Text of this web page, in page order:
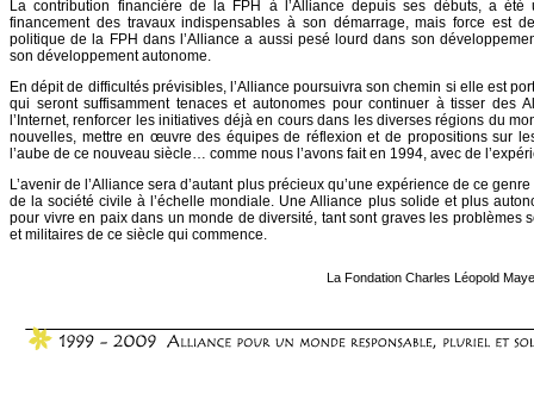
La contribution financière de la FPH à l’Alliance depuis ses débuts, a
financement des travaux indispensables à son démarrage, mais force est
politique de la FPH dans l’Alliance a aussi pesé lourd dans son
son développement autonome.
En dépit de difficultés prévisibles, l’Alliance poursuivra son chemin si elle est
qui seront suffisamment tenaces et autonomes pour continuer à tisser des
l’Internet, renforcer les initiatives déjà en cours dans les diverses régions du
nouvelles, mettre en œuvre des équipes de réflexion et de propositions sur
l’aube de ce nouveau siècle… comme nous l’avons fait en 1994, avec de
L’avenir de l’Alliance sera d’autant plus précieux qu’une expérience de ce
de la société civile à l’échelle mondiale. Une Alliance plus solide et plus
pour vivre en paix dans un monde de diversité, tant sont graves les problèmes
et militaires de ce siècle qui commence.
La Fondation Charles Léopold